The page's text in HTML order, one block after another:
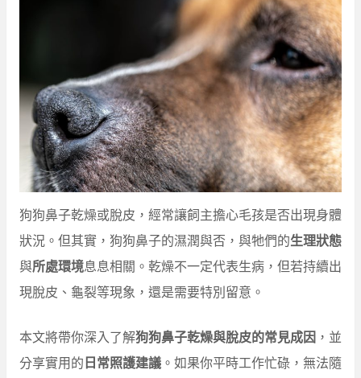
狗狗鼻子乾燥或脫皮，經常讓飼主擔心毛孩是否出現身體
狀況。但其實，狗狗鼻子的濕潤與否，與牠們的生理狀態
與所處環境息息相關。乾燥不一定代表生病，但若持續出
現脫皮、龜裂等現象，還是需要特別留意。
本文將帶你深入了解狗狗鼻子乾燥與脫皮的常見成因 ，並
分享實用的日常照護建議 。如果你平時工作忙碌，無法隨